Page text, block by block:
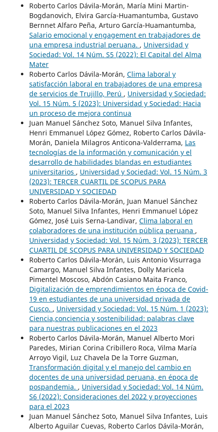
Roberto Carlos Dávila-Morán, María Mini Martin-
Bogdanovich, Elvira García-Huamantumba, Gustavo
Bernnet Alfaro Peña, Arturo García-Huamantumba,
Salario emocional y engagement en trabajadores de
una empresa industrial peruana. , Universidad y
Sociedad: Vol. 14 Núm. S5 (2022): El Capital del Alma
Mater
Roberto Carlos Dávila-Morán, Clima laboral y
satisfacción laboral en trabajadores de una empresa
de servicios de Trujillo, Perú , Universidad y Sociedad:
Vol. 15 Núm. 5 (2023): Universidad y Sociedad: Hacia
un proceso de mejora continua
Juan Manuel Sánchez Soto, Manuel Silva Infantes,
Henri Emmanuel López Gómez, Roberto Carlos Dávila-
Morán, Daniela Milagros Anticona-Valderrama, Las
tecnologías de la información y comunicación y el
desarrollo de habilidades blandas en estudiantes
universitarios , Universidad y Sociedad: Vol. 15 Núm. 3
(2023): TERCER CUARTIL DE SCOPUS PARA
UNIVERSIDAD Y SOCIEDAD
Roberto Carlos Dávila-Morán, Juan Manuel Sánchez
Soto, Manuel Silva Infantes, Henri Emmanuel López
Gómez, José Luis Serna-Landivar, Clima laboral en
colaboradores de una institución pública peruana ,
Universidad y Sociedad: Vol. 15 Núm. 3 (2023): TERCER
CUARTIL DE SCOPUS PARA UNIVERSIDAD Y SOCIEDAD
Roberto Carlos Dávila-Morán, Luis Antonio Visurraga
Camargo, Manuel Silva Infantes, Dolly Maricela
Pimentel Moscoso, Abdón Casiano Maita Franco,
Digitalización de emprendimientos en época de Covid-
19 en estudiantes de una universidad privada de
Cusco. , Universidad y Sociedad: Vol. 15 Núm. 1 (2023):
Ciencia,conciencia y sostenibilidad: palabras clave
para nuestras publicaciones en el 2023
Roberto Carlos Dávila-Morán, Manuel Alberto Mori
Paredes, Mirian Corina Cribillero Roca, Vilma María
Arroyo Vigil, Luz Chavela De la Torre Guzman,
Transformación digital y el manejo del cambio en
docentes de una universidad peruana, en época de
pospandemia. , Universidad y Sociedad: Vol. 14 Núm.
S6 (2022): Consideraciones del 2022 y proyecciones
para el 2023
Juan Manuel Sánchez Soto, Manuel Silva Infantes, Luis
Alberto Aguilar Cuevas, Roberto Carlos Dávila-Morán,